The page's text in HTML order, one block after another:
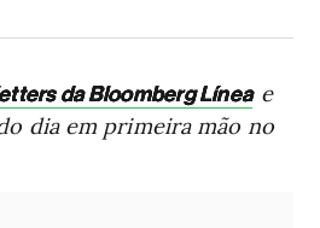
da Bloomberg Línea e
dia em primeira mão no